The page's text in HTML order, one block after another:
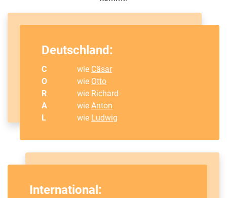
Deutschland:
C wie Cäsar
O
wie Otto
R
wie Richard
A
wieAnton
L
wie Ludwig
International: